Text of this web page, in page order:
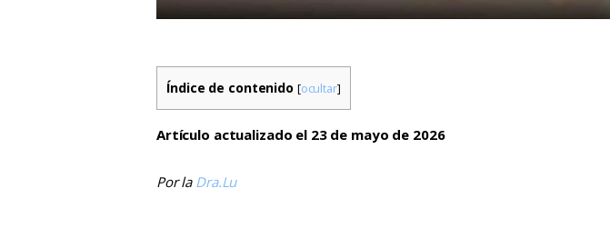
Índice de contenido [ocultar]
Artículo actualizado el 23 de mayo de 2026
Por la Dra.Lu